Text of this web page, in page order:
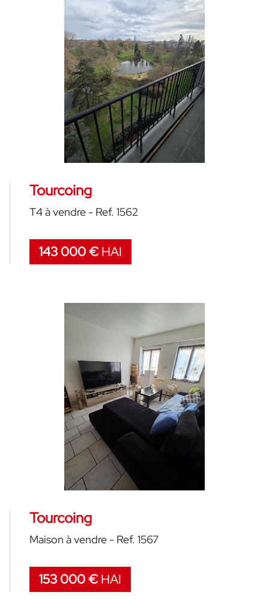
Tourcoing
T4 à vendre - Ref. 1562
143 000 €HAI
Tourcoing
Maison à vendre - Ref. 1567
153 000 €HAI